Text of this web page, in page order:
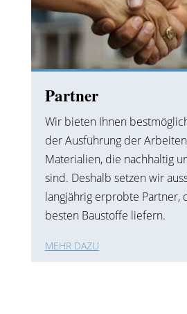
Partner
Wir bieten Ihnen
der Ausführung der
Materialien, die nachhaltig
sind. Deshalb setzen wir
langjährig erprobte Partner,
besten Baustoffe liefern.
MEHR DAZU